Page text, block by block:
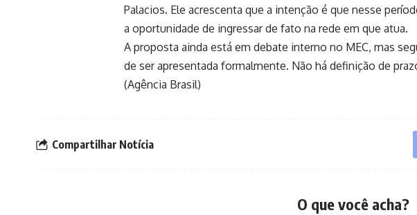
Palacios. Ele acrescenta que a intenção é que nesse
a oportunidade de ingressar de fato na rede em que atua.
A proposta ainda está em debate interno no MEC, mas
de ser apresentada formalmente. Não há definição de
(Agência Brasil)
Compartilhar Notícia
O que você acha?